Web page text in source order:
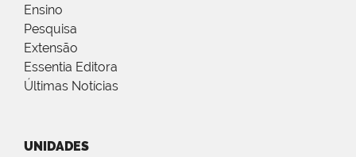
Ensino
Pesquisa
Extensão
Essentia Editora
Últimas Notícias
UNIDADES